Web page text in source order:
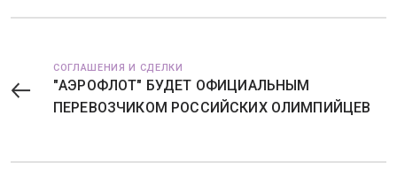
СОГЛАШЕНИЯ И СДЕЛКИ
"АЭРОФЛОТ" БУДЕТ ОФИЦИАЛЬНЫМ
ПЕРЕВОЗЧИКОМ РОССИЙСКИХ ОЛИМПИЙЦЕВ